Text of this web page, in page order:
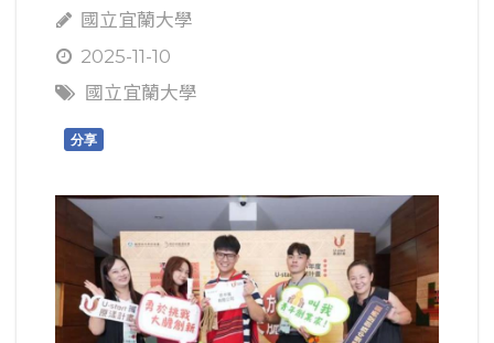
國立宜蘭大學
2025-11-10
國立宜蘭大學
分享